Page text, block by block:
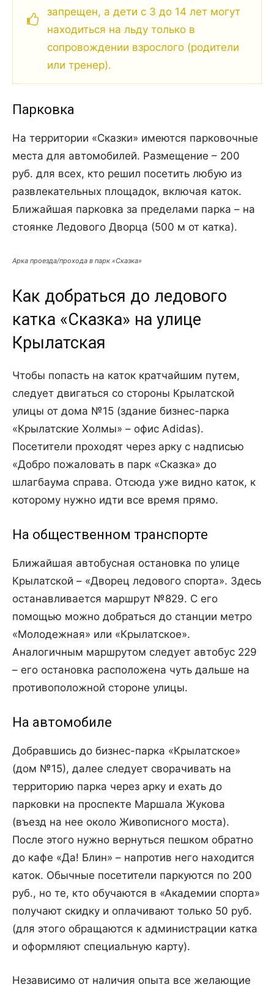
запрещен, а дети с 3 до 14 лет могут
находиться на льду только в
сопровождении взрослого (родители
или тренер).
Парковка
На территории «Сказки» имеются парковочные
места для автомобилей. Размещение – 200
руб. для всех, кто решил посетить любую из
развлекательных площадок, включая каток.
Ближайшая парковка за пределами парка – на
стоянке Ледового Дворца (500 м от катка).
Арка проезда/прохода в парк «Сказка»
Как добраться до ледового
катка «Сказка» на улице
Крылатская
Чтобы попасть на каток кратчайшим путем,
следует двигаться со стороны Крылатской
улицы от дома №15 (здание бизнес-парка
«Крылатские Холмы» – офис Adidas).
Посетители проходят через арку с надписью
«Добро пожаловать в парк «Сказка» до
шлагбаума справа. Отсюда уже видно каток, к
которому нужно идти все время прямо.
На общественном транспорте
Ближайшая автобусная остановка по улице
Крылатской – «Дворец ледового спорта». Здесь
останавливается маршрут №829. С его
помощью можно добраться до станции метро
«Молодежная» или «Крылатское».
Аналогичным маршрутом следует автобус 229
– его остановка расположена чуть дальше на
противоположной стороне улицы.
На автомобиле
Добравшись до бизнес-парка «Крылатское»
(дом №15), далее следует сворачивать на
территорию парка через арку и ехать до
парковки на проспекте Маршала Жукова
(въезд на нее около Живописного моста).
После этого нужно вернуться пешком обратно
до кафе «Да! Блин» – напротив него находится
каток. Обычные посетители паркуются по 200
руб., но те, кто обучаются в «Академии спорта»
получают скидку и оплачивают только 50 руб.
(для этого обращаются к администрации катка
и оформляют специальную карту).
Независимо от наличия опыта все желающие